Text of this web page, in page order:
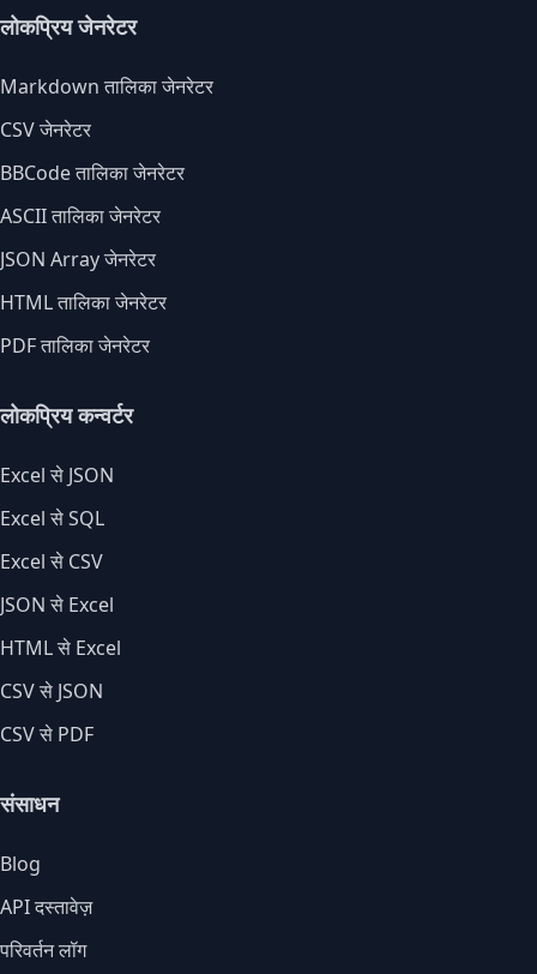
लोकप्रिय जेनरेटर
Markdown तालिका जेनरेटर
CSV जेनरेटर
BBCode तालिका जेनरेटर
ASCII तालिका जेनरेटर
JSON Array जेनरेटर
HTML तालिका जेनरेटर
PDF तालिका जेनरेटर
लोकप्रिय कन्वर्टर
Excel से JSON
Excel से SQL
Excel से CSV
JSON से Excel
HTML से Excel
CSV से JSON
CSV से PDF
संसाधन
Blog
API दस्तावेज़
परिवर्तन लॉग